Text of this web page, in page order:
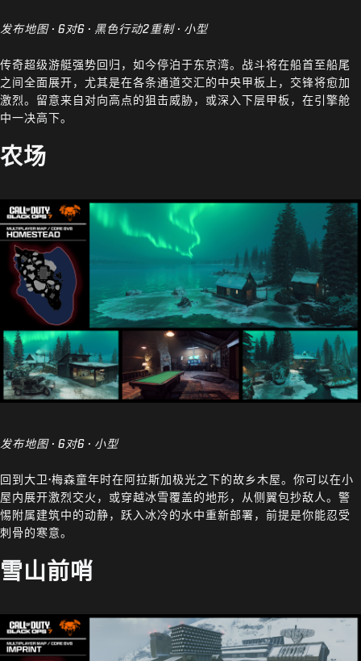
发布地图 · 6对6 · 黑色行动2重制 · 小型
传奇超级游艇强势回归，如今停泊于东京湾。战斗将在船首至船尾
之间全面展开，尤其是在各条通道交汇的中央甲板上，交锋将愈加
激烈。留意来自对向高点的狙击威胁，或深入下层甲板，在引擎舱
中一决高下。
农场
发布地图 · 6对6 · 小型
回到大卫·梅森童年时在阿拉斯加极光之下的故乡木屋。你可以在小
屋内展开激烈交火，或穿越冰雪覆盖的地形，从侧翼包抄敌人。警
惕附属建筑中的动静，跃入冰冷的水中重新部署，前提是你能忍受
刺骨的寒意。
雪山前哨